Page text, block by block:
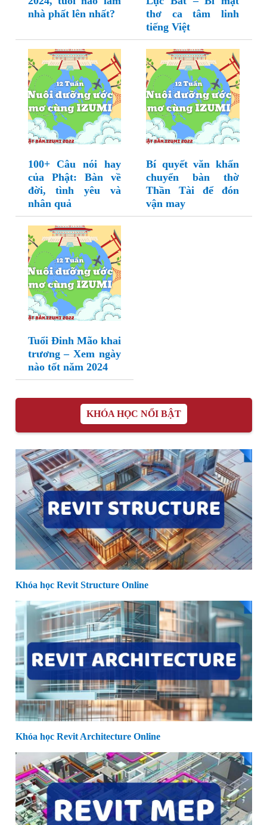
nhà phất lên nhất?
thơ ca tâm linh
tiếng Việt
100+ Câu nói hay
của Phật: Bàn về
đời, tình yêu và
nhân quả
Bí quyết văn khấn
chuyển bàn thờ
Thần Tài để đón
vận may
Tuổi Đinh Mão khai
trương – Xem ngày
nào tốt năm 2024
KHÓA HỌC NỔI BẬT
Khóa học Revit Structure Online
Khóa học Revit Architecture Online